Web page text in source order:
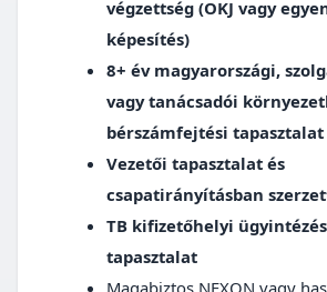
végzettség (OKJ vagy
képesítés)
8+ év magyarországi,
vagy tanácsadói
bérszámfejtési tapasztalat
Vezetői tapasztalat és
csapatirányításban
TB kifizetőhelyi
tapasztalat
Magabiztos NEXON vagy